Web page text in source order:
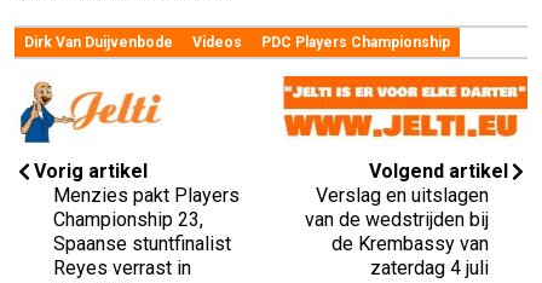
Dirk Van Duijvenbode Videos PDC Players Championship
Vorig artikel
Menzies pakt Players
Championship 23,
Spaanse stuntfinalist
Reyes verrast in
Volgend artikel
Verslag en uitslagen
van de wedstrijden bij
de Krembassy van
zaterdag 4 juli